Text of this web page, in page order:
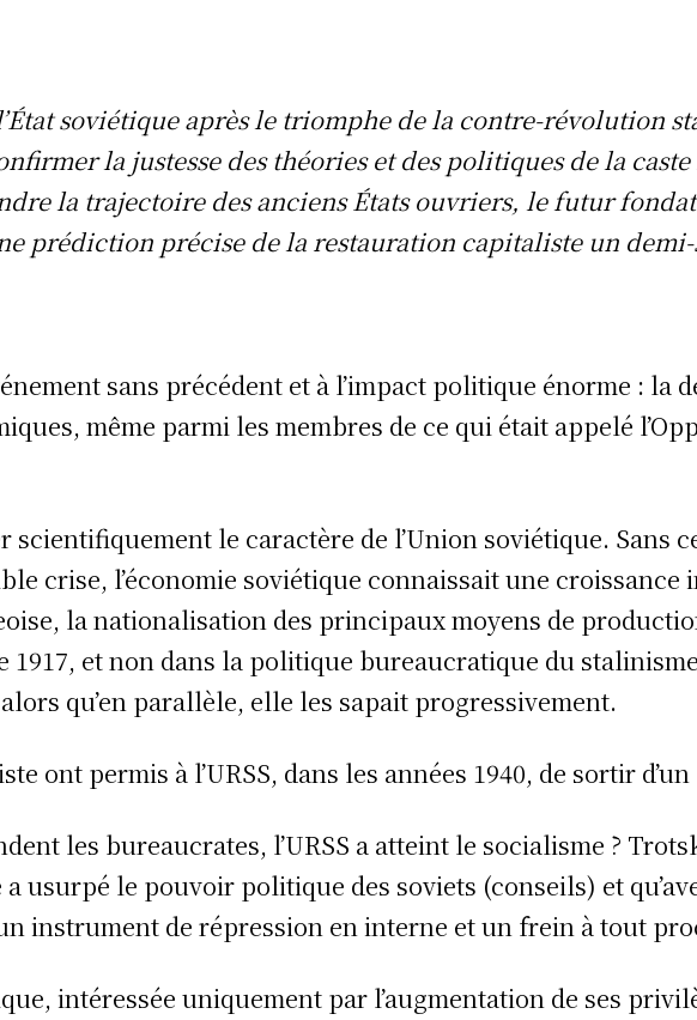
soviétique après le triomphe de la contre-
la justesse des théories et des politiques de la
la trajectoire des anciens États ouvriers, le futur
prédiction précise de la restauration capitaliste un
sans précédent et à l’impact politique énorme :
même parmi les membres de ce qui était appelé
scientifiquement le caractère de l’Union soviétique.
crise, l’économie soviétique connaissait une
la nationalisation des principaux moyens de
et non dans la politique bureaucratique du
qu’en parallèle, elle les sapait progressivement.
ont permis à l’URSS, dans les années 1940, de sortir
les bureaucrates, l’URSS a atteint le socialisme ?
usurpé le pouvoir politique des soviets (conseils) et
instrument de répression en interne et un frein à tout
intéressée uniquement par l’augmentation de ses